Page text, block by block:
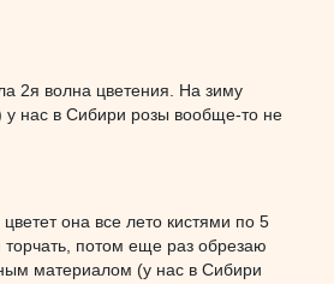
2я волна цветения. На зиму
у нас в Сибири розы вообще-то не
она все лето кистями по 5
потом еще раз обрезаю
материалом (у нас в Сибири